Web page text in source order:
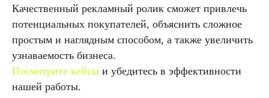
Качественный рекламный ролик сможет привлечь
потенциальных покупателей, объяснить сложное
простым и наглядным способом, а также увеличить
узнаваемость бизнеса.
Посмотрите кейсы и убедитесь в эффективности
нашей работы.